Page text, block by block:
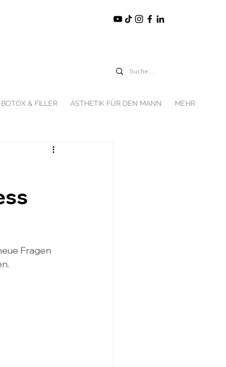
BOTOX & FILLER ÄSTHETIK FÜR DEN MANN MEHR
Fragen